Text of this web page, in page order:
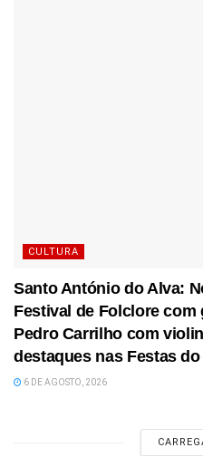
CULTURA
Santo António do Alva:
Festival de Folclore
Pedro Carrilho com
destaques nas Festas
6 DE AGOSTO, 2026